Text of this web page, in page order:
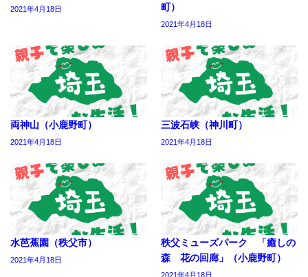
2021年4月18日
町）
2021年4月18日
両神山（小鹿野町）
2021年4月18日
三波石峡（神川町）
2021年4月18日
水芭蕉園（秩父市）
2021年4月18日
秩父ミューズパーク 「癒しの
森 花の回廊」（小鹿野町）
2021年4月18日